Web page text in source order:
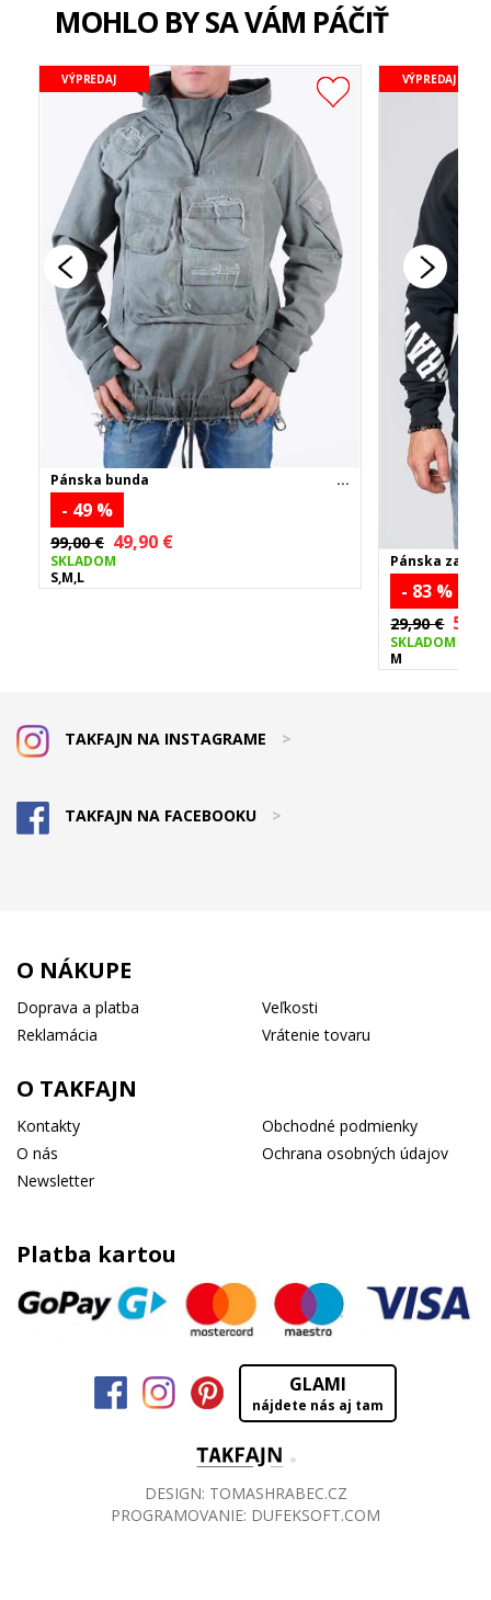
MOHLO BY SA VÁM PÁČIŤ
VÝPREDAJ
Pánska bunda
- 49 %
99,00 € 49,90 €
SKLADOM
S,M,L
VÝPREDAJ
Pánska
tmavomodrá
- 83 %
29,90 €
SKLADOM
M
TAKFAJN NA INSTAGRAME >
TAKFAJN NA FACEBOOKU >
O NÁKUPE
Doprava a platba
Veľkosti
Reklamácia
Vrátenie tovaru
O TAKFAJN
Kontakty
Obchodné podmienky
O nás
Ochrana osobných údajov
Newsletter
Platba kartou
GLAMI
nájdete nás aj tam
DESIGN: TOMASHRABEC.CZ
PROGRAMOVANIE: DUFEKSOFT.COM